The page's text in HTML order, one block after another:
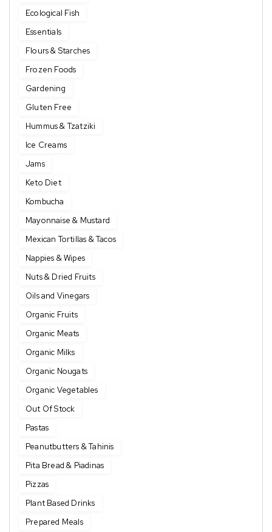
Ecological Fish
Essentials
Flours & Starches
Frozen Foods
Gardening
Gluten Free
Hummus & Tzatziki
Ice Creams
Jams
Keto Diet
Kombucha
Mayonnaise & Mustard
Mexican Tortillas & Tacos
Nappies & Wipes
Nuts & Dried Fruits
Oils and Vinegars
Organic Fruits
Organic Meats
Organic Milks
Organic Nougats
Organic Vegetables
Out Of Stock
Pastas
Peanutbutters & Tahinis
Pita Bread & Piadinas
Pizzas
Plant Based Drinks
Prepared Meals